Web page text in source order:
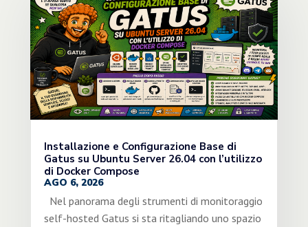
Installazione e Configurazione Base di
Gatus su Ubuntu Server 26.04 con l’utilizzo
di Docker Compose
AGO 6, 2026
Nel panorama degli strumenti di monitoraggio
self-hosted Gatus si sta ritagliando uno spazio